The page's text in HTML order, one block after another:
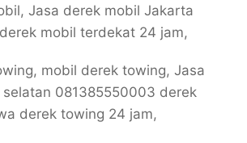
Jasa derek mobil Jakarta
mobil terdekat 24 jam,
mobil derek towing, Jasa
081385550003 derek
derek towing 24 jam,